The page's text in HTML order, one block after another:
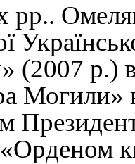
рр..
(2007 р.)
Могили»